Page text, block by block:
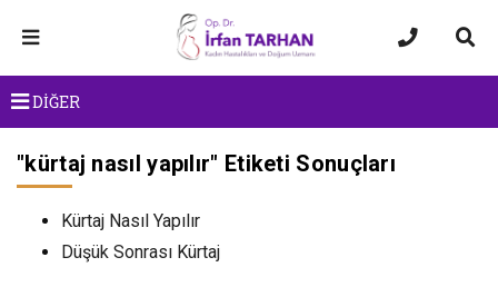
DİĞER
"kürtaj nasıl yapılır" Etiketi Sonuçları
Kürtaj Nasıl Yapılır
Düşük Sonrası Kürtaj